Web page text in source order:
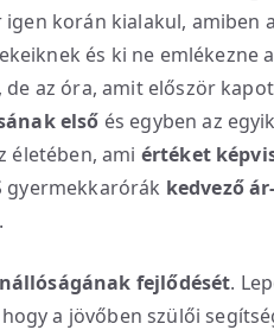
korán kialakul, amiben
és ki ne emlékezne
de az óra, amit először
első és egyben az
életében, ami értéket
gyermekkarórák kedvező
fejlődését.
hogy a jövőben szülői